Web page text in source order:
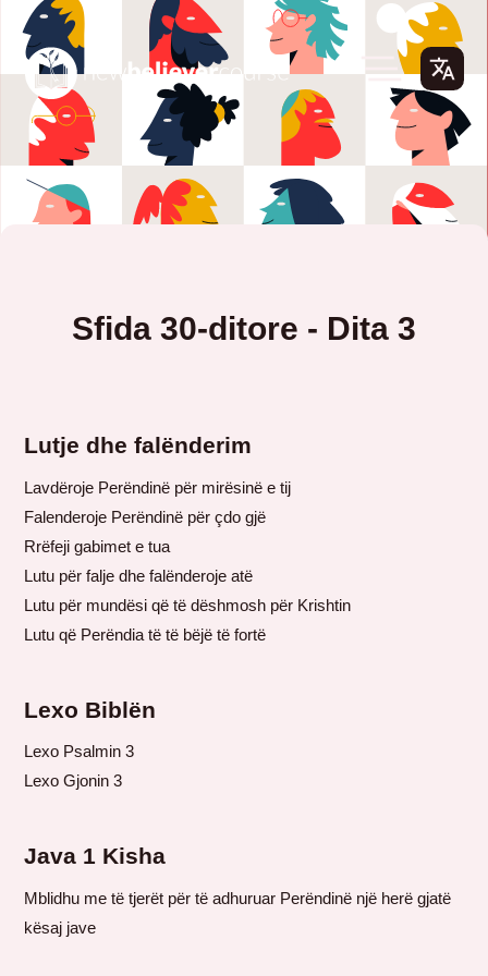
Sfida 30-ditore - Dita 3
Lutje dhe falënderim
Lavdëroje Perëndinë për mirësinë e tij
Falenderoje Perëndinë për çdo gjë
Rrëfeji gabimet e tua
Lutu për falje dhe falënderoje atë
Lutu për mundësi që të dëshmosh për Krishtin
Lutu që Perëndia të të bëjë të fortë
Lexo Biblën
Lexo Psalmin 3
Lexo Gjonin 3
Java 1 Kisha
Mblidhu me të tjerët për të adhuruar Perëndinë një herë gjatë
kësaj jave